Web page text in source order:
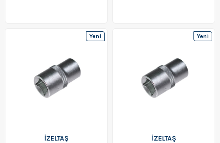
İZELTAŞ
Yeni
İZELTAŞ
Yeni